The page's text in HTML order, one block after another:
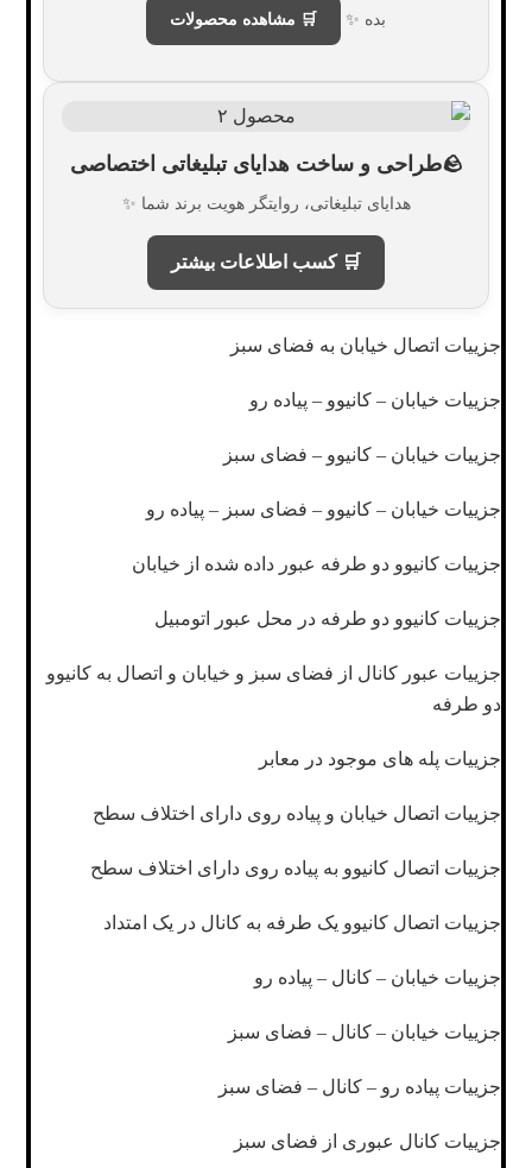
بده ✨ 🛒 مشاهده محصولات
🪨طراحی و ساخت هدایای تبلیغاتی اختصاصی
هدایای تبلیغاتی، روایتگر هویت برند شما ✨
🛒 کسب اطلاعات بیشتر
جزییات اتصال خیابان به فضای سبز
جزییات خیابان – کانیوو – پیاده رو
جزییات خیابان – کانیوو – فضای سبز
جزییات خیابان – کانیوو – فضای سبز – پیاده رو
جزییات کانیوو دو طرفه عبور داده شده از خیابان
جزییات کانیوو دو طرفه در محل عبور اتومبیل
جزییات عبور کانال از فضای سبز و خیابان و اتصال به کانیوو
دو طرفه
جزییات پله های موجود در معابر
جزییات اتصال خیابان و پیاده روی دارای اختلاف سطح
جزییات اتصال کانیوو به پیاده روی دارای اختلاف سطح
جزییات اتصال کانیوو یک طرفه به کانال در یک امتداد
جزییات خیابان – کانال – پیاده رو
جزییات خیابان – کانال – فضای سبز
جزییات پیاده رو – کانال – فضای سبز
جزییات کانال عبوری از فضای سبز